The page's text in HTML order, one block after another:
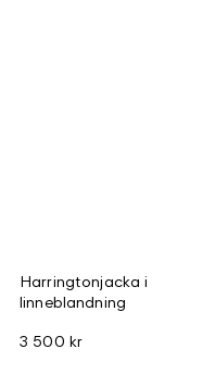
Harringtonjacka i
linneblandning
3 500 kr